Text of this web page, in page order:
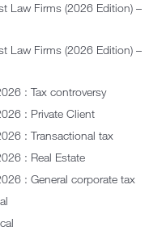
Law Firms (2026 Edition) –
Law Firms (2026 Edition) –
: Tax controversy
: Private Client
: Transactional tax
: Real Estate
: General corporate tax